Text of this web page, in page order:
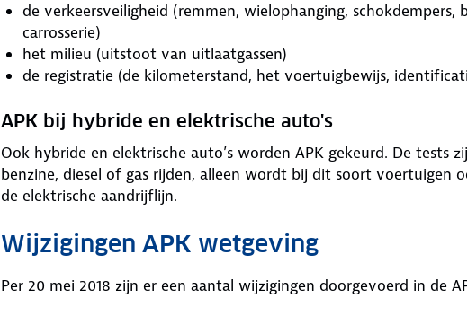
de verkeersveiligheid (remmen, wielophanging,
carrosserie)
het milieu (uitstoot van uitlaatgassen)
de registratie (de kilometerstand, het voertuigbewijs,
APK bij hybride en elektrische auto's
Ook hybride en elektrische auto’s worden APK gekeurd. De tests
benzine, diesel of gas rijden, alleen wordt bij dit soort voertuigen
de elektrische aandrijflijn.
Wijzigingen APK wetgeving
Per 20 mei 2018 zijn er een aantal wijzigingen doorgevoerd in de